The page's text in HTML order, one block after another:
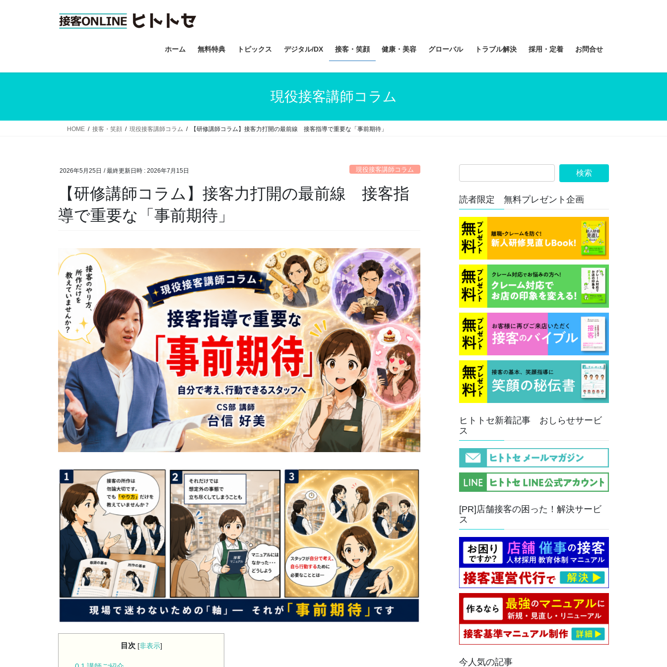
ホーム 無料特典 トピックス デジタル/DX 接客・笑顔 健康・美容 グローバル トラブル解決 採用・定着 お問合せ
現役接客講師コラム
HOME 接客・笑顔 現役接客講師コラム 【研修講師コラム】接客力打開の最前線 接客指導で重要な「事前期待」
2026年5月25日 / 最終更新日時 : 2026年7月15日 現役接客講師コラム
【研修講師コラム】接客力打開の最前線 接客指
導で重要な「事前期待」
目次 [非表示]
読者限定 無料プレゼント企画
ヒトトセ新着記事 おしらせサービ
ス
[PR]店舗接客の困った！解決サービ
ス
今人気の記事